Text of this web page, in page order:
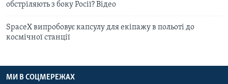
обстріляють з боку Росії? Відео
SpaceX випробовує капсулу для екіпажу в польоті до
космічної станції
МИ В СОЦМЕРЕЖАХ